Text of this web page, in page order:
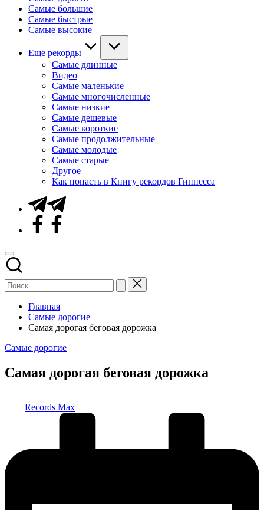
Самые большие
Самые быстрые
Самые высокие
Еще рекорды
Самые длинные
Видео
Самые маленькие
Самые многочисленные
Самые низкие
Самые дешевые
Самые короткие
Самые продолжительные
Самые молодые
Самые старые
Другое
Как попасть в Книгу рекордов Гиннесса
Telegram
Facebook
Главная
Самые дорогие
Самая дорогая беговая дорожка
Опубликовано
Самые дорогие
Самая дорогая беговая дорожка
Records Max